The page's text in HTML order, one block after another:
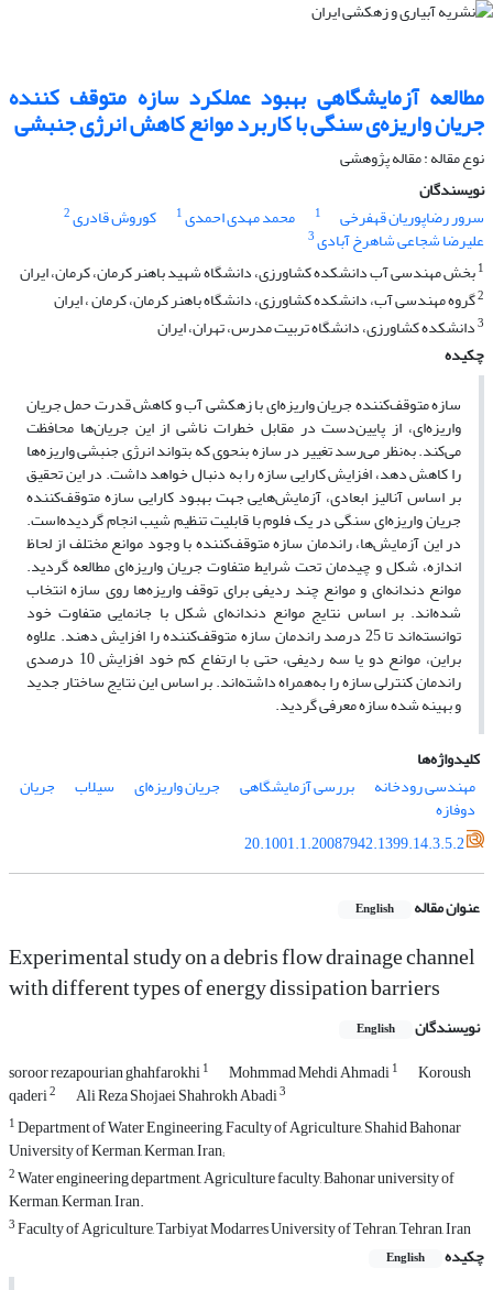
مطالعه آزمایشگاهی بهبود عملکرد سازه متوقف کننده
جریان واریزه‌ی سنگی با کاربرد موانع کاهش انرژی جنبشی
نوع مقاله : مقاله پژوهشی
نویسندگان
سرور رضاپوریان قهفرخی
1 محمد مهدی احمدی1 کوروش قادری2
علیرضا شجاعی شاهرخ آبادی3
1بخش مهندسی آب دانشکده کشاورزی، دانشگاه شهید باهنر کرمان، کرمان، ایران
2گروه مهندسی آب، دانشکده کشاورزی، دانشگاه باهنر کرمان، کرمان ، ایران
3دانشکده کشاورزی، دانشگاه تربیت مدرس، تهران، ایران
چکیده
سازه متوقف‌کننده جریان واریزه‌ای با زهکشی آب و کاهش قدرت حمل جریان
واریزه‌ای، از پایین‌دست در مقابل خطرات ناشی از این جریان‌ها محافظت
می‌کند. به‌نظر می‌رسد تغییر در سازه بنحوی که بتواند انرژی جنبشی واریزه‌ها
را کاهش دهد، افزایش کارایی سازه را به دنبال خواهد داشت. در این تحقیق
بر اساس آنالیز ابعادی، آزمایش‌هایی جهت بهبود کارایی سازه متوقف‌کننده
جریان واریزه‌ای سنگی در یک فلوم با قابلیت تنظیم شیب انجام گردیده‌است.
در این آزمایش‌ها، راندمان سازه متوقف‌کننده با وجود موانع مختلف از لحاظ
اندازه، شکل و چیدمان تحت شرایط متفاوت جریان واریزه‌ای مطالعه گردید.
موانع دندانه‌ای و موانع چند ردیفی برای توقف واریزه‌ها روی سازه انتخاب
شده‌اند. بر اساس نتایج موانع دندانه‌ای شکل با جانمایی متفاوت خود
توانسته‌اند تا 25 درصد راندمان سازه متوقف‌کننده را افزایش دهند. علاوه
بر‌این، موانع دو یا سه ردیفی، حتی با ارتفاع کم خود افزایش 10 درصدی
راندمان کنترلی سازه را به‌همراه داشته‌اند. بر اساس این نتایج ساختار جدید
و بهینه شده سازه معرفی گردید.
کلیدواژه‌ها
مهندسی رودخانه
بررسی آزمایشگاهی جریان واریزه‌ای سیلاب جریان
دوفازه
20.1001.1.20087942.1399.14.3.5.2
عنوان مقاله English
Experimental study on a debris flow drainage channel
with different types of energy dissipation barriers
نویسندگان English
soroor rezapourian ghahfarokhi1 Mohmmad Mehdi Ahmadi1 Koroush
qaderi2 Ali Reza Shojaei Shahrokh Abadi3
1Department of Water Engineering, Faculty of Agriculture, Shahid Bahonar
University of Kerman, Kerman, Iran;
2Water engineering department, Agriculture faculty, Bahonar university of
Kerman, Kerman, Iran.
3Faculty of Agriculture, Tarbiyat Modarres University of Tehran, Tehran, Iran
چکیده
English